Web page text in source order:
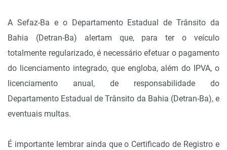
A Sefaz-Ba e o Departamento Estadual de Trânsito da
Bahia (Detran-Ba) alertam que, para ter o veículo
totalmente regularizado, é necessário efetuar o pagamento
do licenciamento integrado, que engloba, além do IPVA, o
licenciamento anual, de responsabilidade do
Departamento Estadual de Trânsito da Bahia (Detran-Ba), e
eventuais multas.
É importante lembrar ainda que o Certificado de Registro e